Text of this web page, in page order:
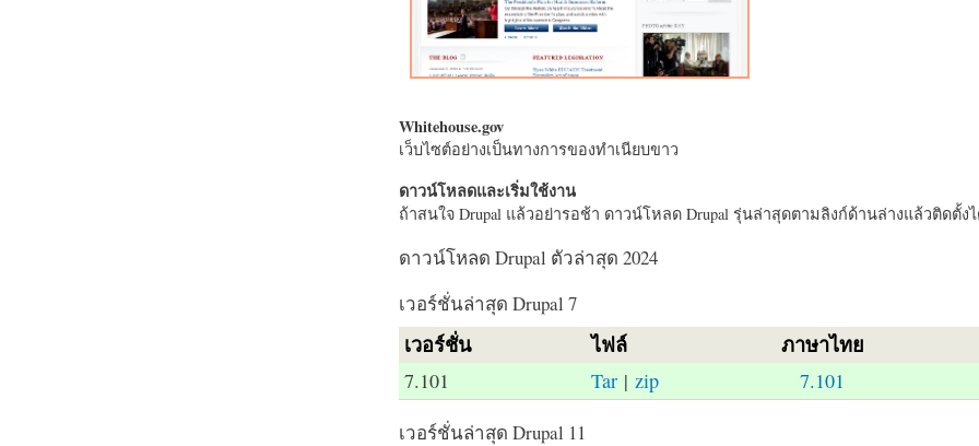
Whitehouse.gov
เว็บไซต์อย่างเป็นทางการของทำเนียบขาว
ดาวน์โหลดและเริ่มใช้งาน
ถ้าสนใจ Drupal แล้วอย่ารอช้า ดาวน์โหลด Drupal รุ่นล่าสุดตามลิงก์ด้านล่างแล้วติดตั้ง
ดาวน์โหลด Drupal ตัวล่าสุด 2024
เวอร์ชั่นล่าสุด Drupal 7
เวอร์ชั่น ไฟล์ ภาษาไทย
7.101 Tar| zip 7.101
เวอร์ชั่นล่าสุด Drupal 11